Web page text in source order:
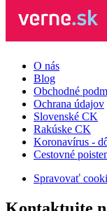
O nás
Blog
Obchodné
Ochrana údajov
Slovenské CK
Rakúske CK
Koronavírus -
Cestovné
Spravovať